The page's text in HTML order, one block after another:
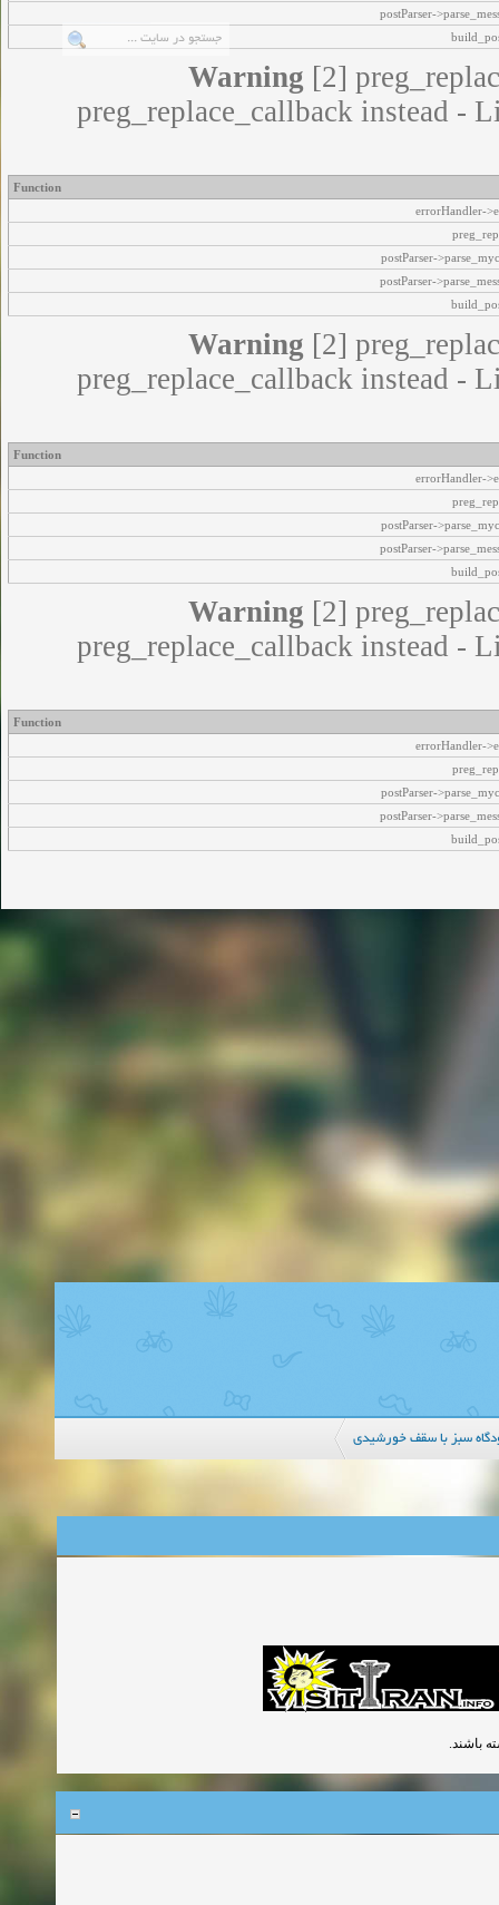
postParser-
Warning [2]
preg_replace_callback instead -
Function
errorHandler-
postParser-
postParser-
Warning [2]
preg_replace_callback instead -
Function
errorHandler-
postParser-
postParser-
Warning [2]
preg_replace_callback instead -
Function
errorHandler-
postParser-
postParser-
سبز با سقف خورشیدی